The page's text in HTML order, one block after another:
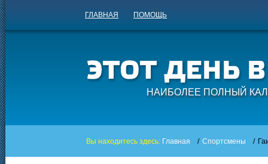
ГЛАВНАЯ ПОМОЩЬ
НАИБОЛЕЕ ПОЛНЫЙ
Вы находитесь здесь: Главная / Спортсмены /